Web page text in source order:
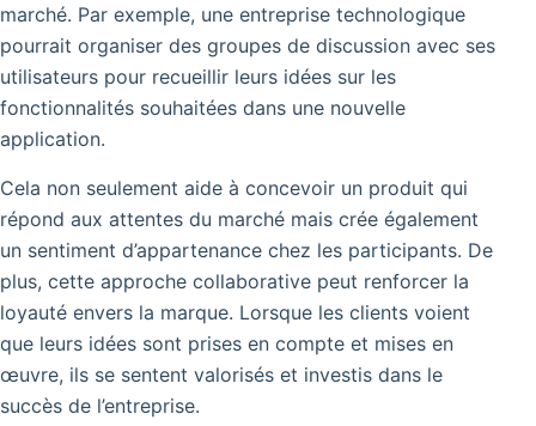
marché. Par exemple, une entreprise technologique
pourrait organiser des groupes de discussion avec ses
utilisateurs pour recueillir leurs idées sur les
fonctionnalités souhaitées dans une nouvelle
application.
Cela non seulement aide à concevoir un produit qui
répond aux attentes du marché mais crée également
un sentiment d’appartenance chez les participants. De
plus, cette approche collaborative peut renforcer la
loyauté envers la marque. Lorsque les clients voient
que leurs idées sont prises en compte et mises en
œuvre, ils se sentent valorisés et investis dans le
succès de l’entreprise.